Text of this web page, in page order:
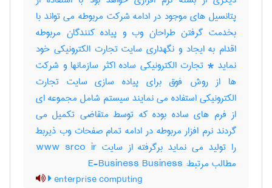
پتانسیل های موجود در ادامه شرکت مربوطه می تواند با
بخدمت گرفتن طراحان وب و پیاده کنندگان مربوطه
اقدام به ایجاد و نگهداری سایت تجارت الکترونیکی خود
نماید * تجارت الکترونیکی ساده اکثر سازمانها و شرکت
ها از روش فوق برای پیاده سازی سایت تجارت
الکترونیکی استفاده می نمایند سیستم شامل مجموعه ای
از فرم های ساده بوده که توسط متقاضی تکمیل می
گردند نرم افزار مربوطه در ادامه تمام صفحات وب ذیربط
را تولید می نماید برگرفته از سایت www srco ir
مطالب مرتبط: E-Business Business
enterprise computing